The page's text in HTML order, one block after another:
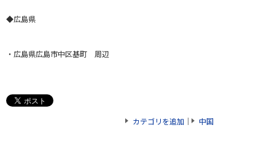
◆広島県
・広島県広島市中区基町 周辺
カテゴリを追加 ｜ 中国